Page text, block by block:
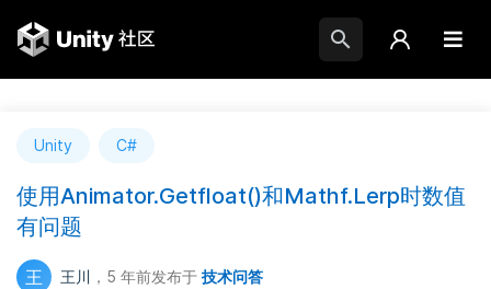
Unity C#
使用Animator.Getfloat()和Mathf.Lerp时数值
有问题
王 王川 ，5 年前发布于 技术问答